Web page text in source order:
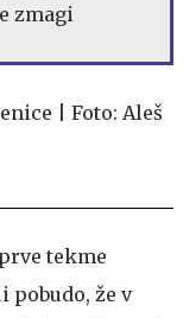
zmagi
tekme
pobudo, že v